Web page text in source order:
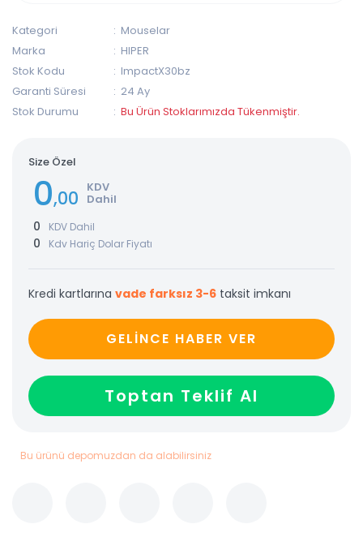
Kategori
Mouselar
Marka
HIPER
Stok Kodu
ImpactX30bz
Garanti Süresi
24 Ay
Stok Durumu
Bu Ürün Stoklarımızda Tükenmiştir.
Size Özel
0,00 KDV
Dahil
0 KDV Dahil
0 Kdv Hariç Dolar Fiyatı
Kredi kartlarına vade farksız 3-6 taksit imkanı
GELİNCE HABER VER
Toptan Teklif Al
Bu ürünü depomuzdan da alabilirsiniz